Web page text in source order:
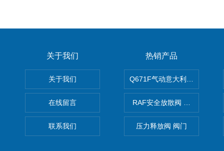
关于我们
关于我们
在线留言
联系我们
热销产品
Q671F气动意大利式薄型球阀
RAF安全放散阀 阀生产
压力释放阀 阀门